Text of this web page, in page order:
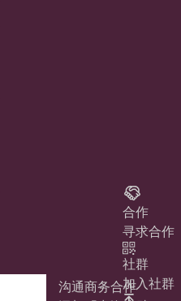
合作
寻求合作
社群
加入社群
沟通商务合作